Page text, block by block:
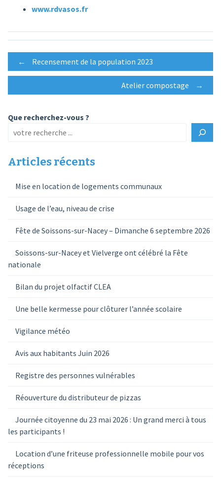
www.rdvasos.fr
Post
navigation
← Recensement de la population 2023
Atelier compostage →
Que recherchez-vous ?
Articles récents
Mise en location de logements communaux
Usage de l’eau, niveau de crise
Fête de Soissons-sur-Nacey – Dimanche 6 septembre 2026
Soissons-sur-Nacey et Vielverge ont célébré la Fête
nationale
Bilan du projet olfactif CLEA
Une belle kermesse pour clôturer l’année scolaire
Vigilance météo
Avis aux habitants Juin 2026
Registre des personnes vulnérables
Réouverture du distributeur de pizzas
Journée citoyenne du 23 mai 2026 : Un grand merci à tous
les participants !
Location d’une friteuse professionnelle mobile pour vos
réceptions